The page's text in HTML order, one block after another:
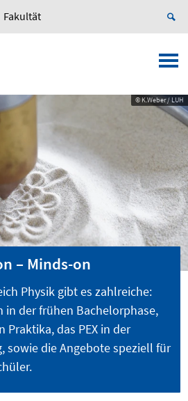
Fakultät
© K.Weber / LUH
– Minds-on
Physik gibt es zahlreiche:
in der frühen Bachelorphase,
das PEX in der
sowie die Angebote speziell für